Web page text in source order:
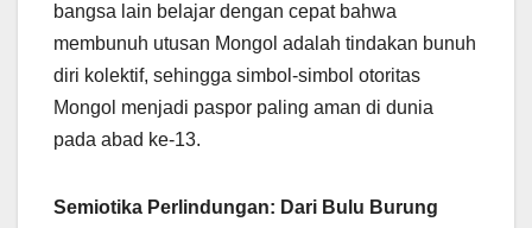
bangsa lain belajar dengan cepat bahwa
membunuh utusan Mongol adalah tindakan bunuh
diri kolektif, sehingga simbol-simbol otoritas
Mongol menjadi paspor paling aman di dunia
pada abad ke-13.
Semiotika Perlindungan: Dari Bulu Burung